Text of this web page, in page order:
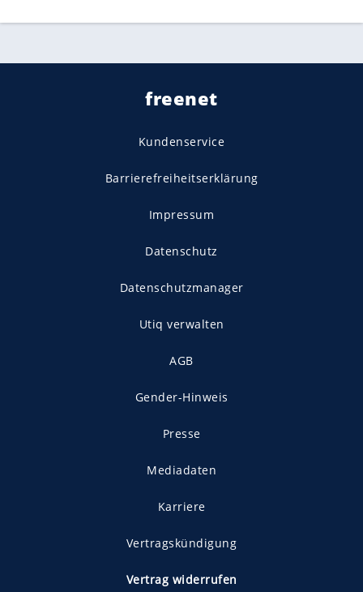
freenet
Kundenservice
Barrierefreiheitserklärung
Impressum
Datenschutz
Datenschutzmanager
Utiq verwalten
AGB
Gender-Hinweis
Presse
Mediadaten
Karriere
Vertragskündigung
Vertrag widerrufen